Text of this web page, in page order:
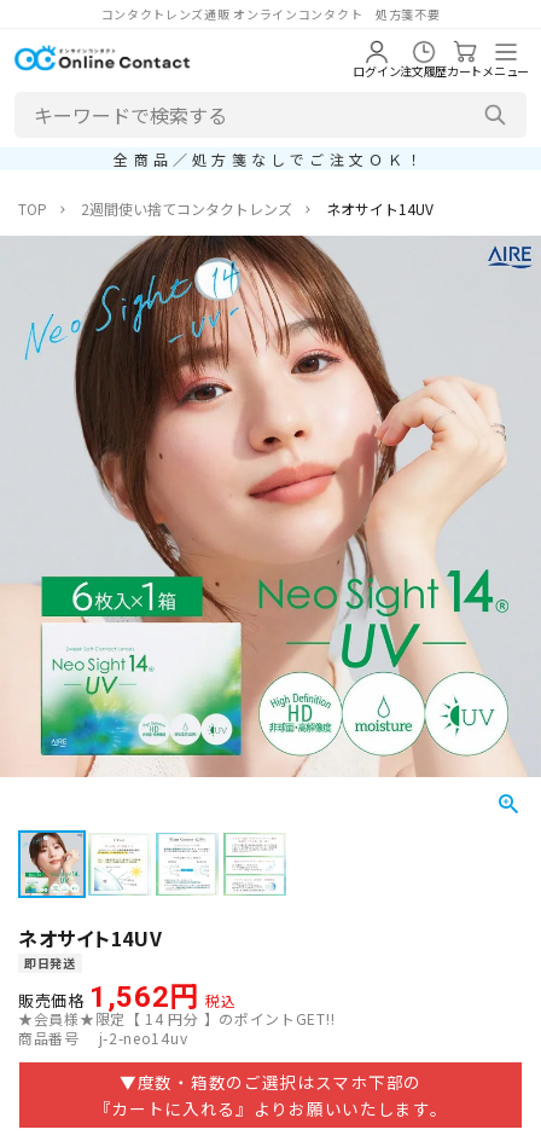
コンタクトレンズ通販 オンラインコンタクト 処方箋不要
ログイン注文履歴カートメニュー
全商品／処方箋なしでご注文ＯＫ！
TOP 2週間使い捨てコンタクトレンズ ネオサイト14UV
ネオサイト14UV
即日発送
販売価格 1,562
税込
★会員様★限定【 14 円分 】のポイントGET!!
商品番号
j-2-neo14uv
▼度数・箱数のご選択はスマホ下部の
『カートに入れる』よりお願いいたします。